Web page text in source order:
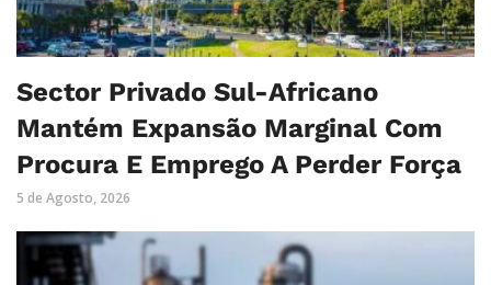
Sector Privado Sul-Africano
Mantém Expansão Marginal Com
Procura E Emprego A Perder Força
5 de Agosto, 2026